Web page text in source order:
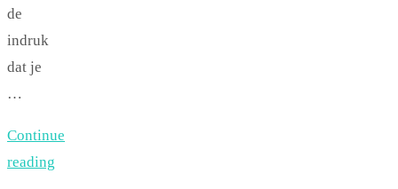
de
indruk
dat je
…
Continue
reading